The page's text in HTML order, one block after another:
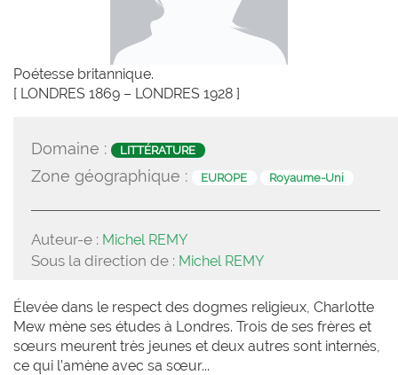
Poétesse britannique.
[ LONDRES 1869 – LONDRES 1928 ]
Domaine : LITTÉRATURE
Zone géographique : EUROPE Royaume-Uni
Auteur-e : Michel REMY
Sous la direction de : Michel REMY
Élevée dans le respect des dogmes religieux, Charlotte
Mew mène ses études à Londres. Trois de ses frères et
sœurs meurent très jeunes et deux autres sont internés,
ce qui l’amène avec sa sœur...